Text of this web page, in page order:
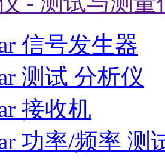
信号发生器
测试 分析仪
接收机
功率/频率 测